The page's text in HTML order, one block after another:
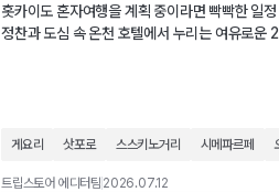
홋카이도 혼자여행을 계획 중이라면 빡빡한 일
정찬과 도심 속 온천 호텔에서 누리는 여유로운
게요리 삿포로 스스키노거리 시메파르페
트립스토어 에디터팀 2026.07.12